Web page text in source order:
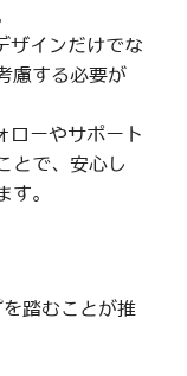
ザインだけでな
慮する必要が
ローやサポート
とで、安心し
す。
踏むことが推